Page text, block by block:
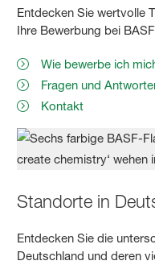
Entdecken Sie wertvolle
Ihre Bewerbung bei
Wie bewerbe ich
Fragen und
Kontakt
Standorte in
Entdecken Sie die
Deutschland und deren